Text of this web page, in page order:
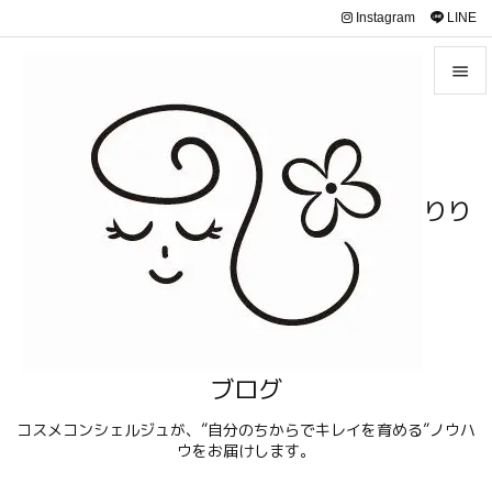
りり
ブログ
コスメコンシェルジュが、”自分のちからでキレイを育める”ノウハ
ウをお届けします。

サイド
Instagram LINE